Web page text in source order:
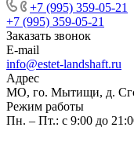
+7 (995) 359-05-21
+7 (995) 359-05-21
Заказать звонок
E-mail
info@estet-landshaft.ru
Адрес
МО, го. Мытищи, д.
Режим работы
Пн. – Пт.: с 9:00 до